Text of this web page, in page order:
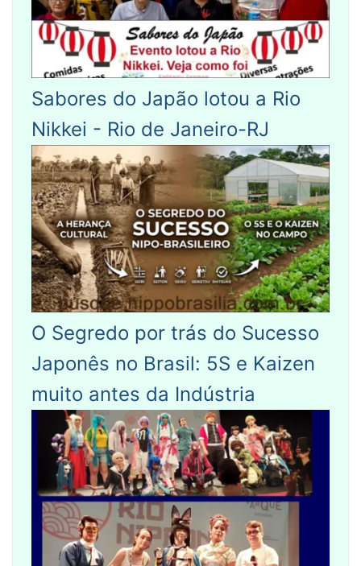
Sabores do Japão lotou a Rio
Nikkei - Rio de Janeiro-RJ
O Segredo por trás do Sucesso
Japonês no Brasil: 5S e Kaizen
muito antes da Indústria